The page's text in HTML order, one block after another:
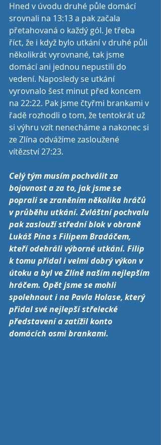
Hned v úvodu druhé půle domácí
srovnali na 13:13 a pak začala
přetahovaná o každý gól. Je třeba
říct, že i když bylo utkání v druhé půli
několikrát vyrovnané, tak jsme
domácí ani jednou nepustili do
vedení. Naposledy se utkání
vyrovnalo šest minut před koncem
na 22:22. Pak jsme čtyřmi brankami v
řadě rozhodli o tom, že tentokrát už
si výhru vzít nenecháme a nakonec si
ze Zlína odvážíme zasloužené
vítězství 27:23.
Celý tým musím pochválit za
bojovnost a za to, jak jsme se
poprali se zraněním několika hráčů
v průběhu utkání. Zvláštní pochvalu
pak zaslouží střední blok v obraně
Lukáš Pína s Filipem Bradáčem,
kteří odehráli výborné utkání. Filip
k tomu přidal i velmi dobrý výkon v
útoku a byl ve Zlíně naším nejlepším
hráčem. Opět jsme se mohli
spolehnout i na Pavla Holase, který
přidal své nejlepší střelecké
představení a zatížil konto
domácích osmi brankami.